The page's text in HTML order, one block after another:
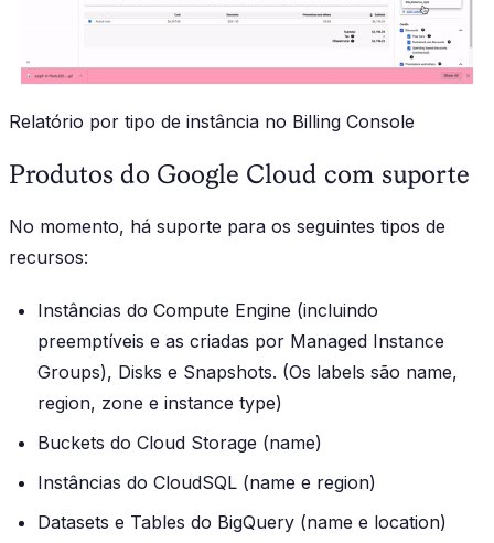
Relatório por tipo de instância no Billing Console
Produtos do Google Cloud com suporte
No momento, há suporte para os seguintes tipos de
recursos:
Instâncias do Compute Engine (incluindo
preemptíveis e as criadas por Managed Instance
Groups), Disks e Snapshots. (Os labels são name,
region, zone e instance type)
Buckets do Cloud Storage (name)
Instâncias do CloudSQL (name e region)
Datasets e Tables do BigQuery (name e location)